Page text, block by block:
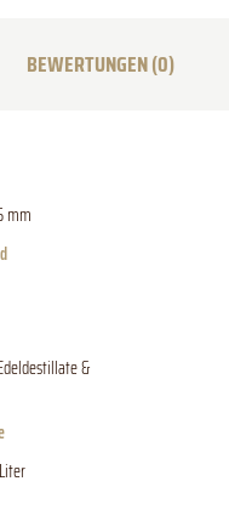
BEWERTUNGEN (0)
mm
&